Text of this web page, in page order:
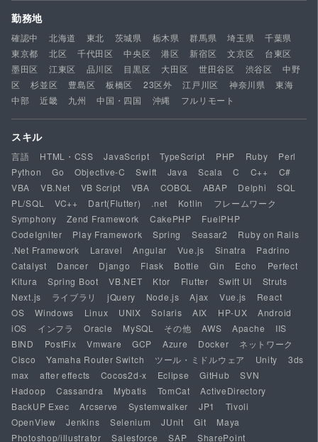
勤務地
確認中 北海道 東北 茨城県 栃木県 群馬県 埼玉県
千葉県
東京都
北区 千代田区 中央区 港区 新宿区 文京区
台東区
墨田区
江東区 品川区 目黒区 大田区 世田谷区 渋谷区
中野
区
杉並区 豊島区 板橋区 23区外 江戸川区 神奈川県
東海
中部
近畿 九州 中国・四国 沖縄 フルリモート
スキル
言語 HTML・CSS JavaScript TypeScript PHP Ruby
Perl
Python
Go Objective-C Swift Java Scala C C++
C#
VBA
VB.Net VB Script VBA COBOL ABAP Delphi
SQL
PL/SQL
VC++ Dart(Flutter) .net Kotlin
フレームワーク
Symphony
Zend Framework CakePHP
FuelPHP
CodeIgniter
Play Framework Spring Seasar2
Ruby on Rails
.Net Framework
Laravel Angular Vue.js Sinatra
Padrino
Catalyst
Dancer Django Flask Bottle Gin Echo
Perfect
Kitura
Spring Boot VB.NET Ktor Flutter Swift UI
Struts
Next.js
ライブラリ jQuery Node.js Ajax Vue.js
React
OS
Windows Linux UNIX Solaris AIX HP-UX
Android
iOS
インフラ Oracle MySQL その他 AWS Apache
IIS
BIND
PostFix Vmware GCP Azure Docker
ネットワーク
Cisco
Yamaha Router Switch ツール・ミドルウェア Unity
3ds
max
after effects Cocos2d-x Eclipse GitHub
SVN
Hadoop
Cassandra Mybatis TomCat
ActiveDirectory
BackUP Exec
Arcserve Systemwalker JP1
Tivoli
OpenView
Jenkins Selenium JUnit Git
Maya
Photoshop/illustrator
Salesforce SAP SharePoint